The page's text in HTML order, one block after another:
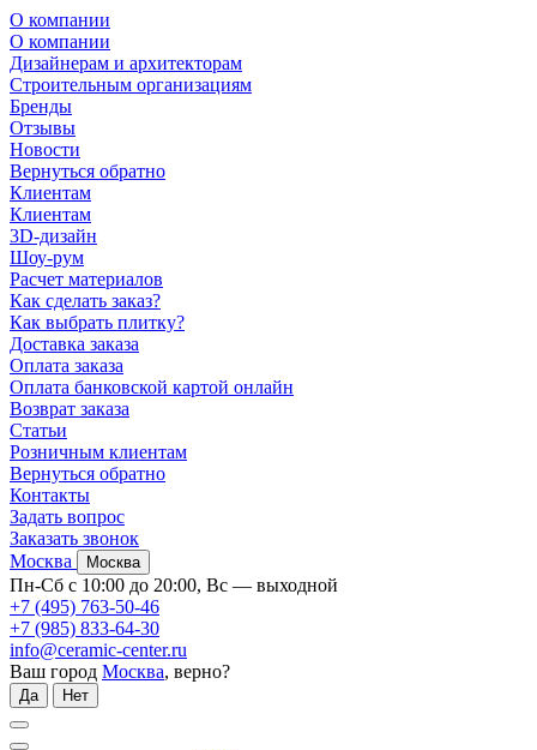
О компании
О компании
Дизайнерам и архитекторам
Строительным организациям
Бренды
Отзывы
Новости
Вернуться обратно
Клиентам
Клиентам
3D-дизайн
Шоу-рум
Расчет материалов
Как сделать заказ?
Как выбрать плитку?
Доставка заказа
Оплата заказа
Оплата банковской картой онлайн
Возврат заказа
Статьи
Розничным клиентам
Вернуться обратно
Контакты
Задать вопрос
Заказать звонок
Москва
Москва
Пн-Сб с 10:00 до 20:00, Вс — выходной
+7 (495) 763-50-46
+7 (985) 833-64-30
info@ceramic-center.ru
Ваш город Москва, верно?
Да Нет